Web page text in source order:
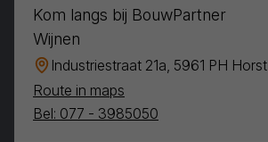
Kom langs bij BouwPartner
Wijnen
Industriestraat 21a, 5961 PH Horst
Route in maps
Bel: 077 - 3985050